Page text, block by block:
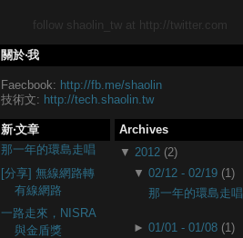
follow shaolin_tw at http://twitter.com
關於‧我
Faecbook: http://fb.me/shaolin
技術文: http://tech.shaolin.tw
Archives
▼ 2012 (2)
▼02/12 - 02/19 (1)
那一年的環島走唱
►01/01 - 01/08 (1)
新‧文章
那一年的環島走唱
[分享] 無線網路轉
有線網路
一路走來，NISRA
與金盾獎